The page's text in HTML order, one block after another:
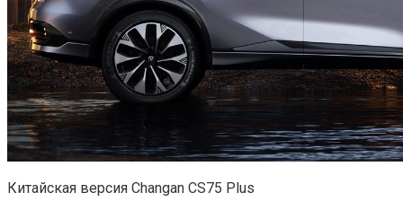
Китайская версия Changan CS75 Plus